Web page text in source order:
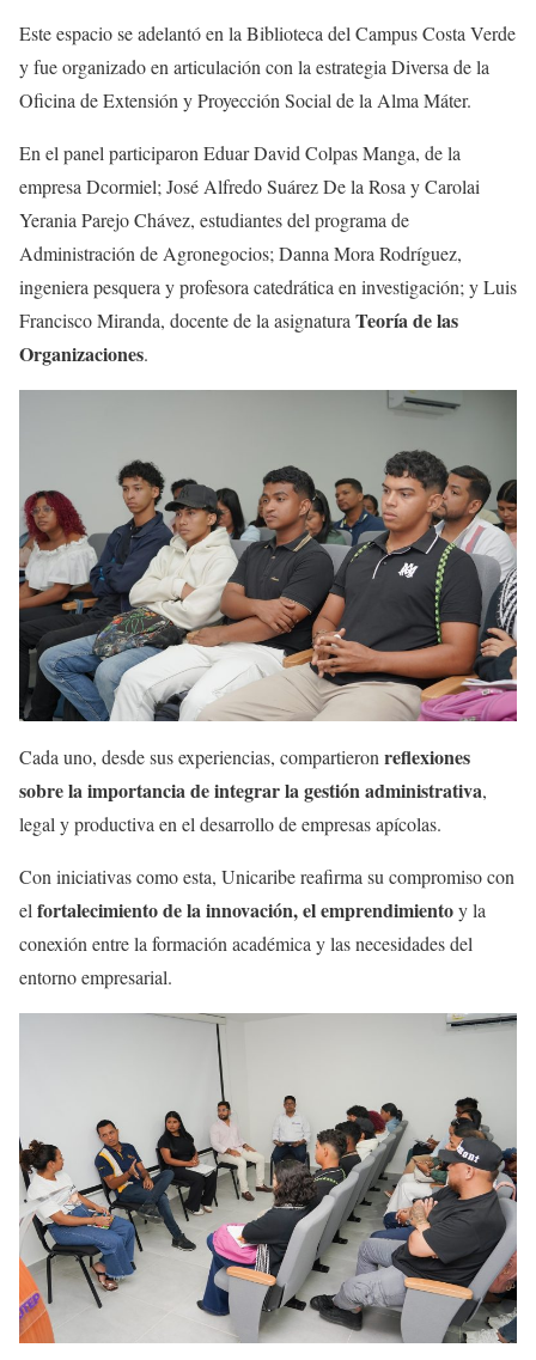
Este espacio se adelantó en la Biblioteca del Campus Costa Verde
y fue organizado en articulación con la estrategia Diversa de la
Oficina de Extensión y Proyección Social de la Alma Máter.
En el panel participaron Eduar David Colpas Manga, de la
empresa Dcormiel; José Alfredo Suárez De la Rosa y Carolai
Yerania Parejo Chávez, estudiantes del programa de
Administración de Agronegocios; Danna Mora Rodríguez,
ingeniera pesquera y profesora catedrática en investigación; y Luis
Francisco Miranda, docente de la asignaturaTeoría de las
Organizaciones.
Cada uno, desde sus experiencias, compartieron reflexiones
sobre la importancia de integrar la gestión administrativa,
legal y productiva en el desarrollo de empresas apícolas.
Con iniciativas como esta, Unicaribe reafirma su compromiso con
el fortalecimiento de la innovación, el emprendimientoy la
conexión entre la formación académica y las necesidades del
entorno empresarial.